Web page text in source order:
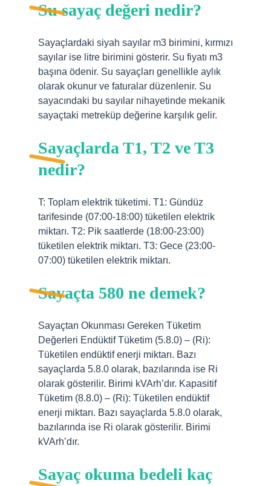
Su sayaç değeri nedir?
Sayaçlardaki siyah sayılar m3 birimini, kırmızı
sayılar ise litre birimini gösterir. Su fiyatı m3
başına ödenir. Su sayaçları genellikle aylık
olarak okunur ve faturalar düzenlenir. Su
sayacındaki bu sayılar nihayetinde mekanik
sayaçtaki metreküp değerine karşılık gelir.
Sayaçlarda T1, T2 ve T3
nedir?
T: Toplam elektrik tüketimi. T1: Gündüz
tarifesinde (07:00-18:00) tüketilen elektrik
miktarı. T2: Pik saatlerde (18:00-23:00)
tüketilen elektrik miktarı. T3: Gece (23:00-
07:00) tüketilen elektrik miktarı.
Sayaçta 580 ne demek?
Sayaçtan Okunması Gereken Tüketim
Değerleri Endüktif Tüketim (5.8.0) – (Ri):
Tüketilen endüktif enerji miktarı. Bazı
sayaçlarda 5.8.0 olarak, bazılarında ise Ri
olarak gösterilir. Birimi kVArh’dır. Kapasitif
Tüketim (8.8.0) – (Ri): Tüketilen endüktif
enerji miktarı. Bazı sayaçlarda 5.8.0 olarak,
bazılarında ise Ri olarak gösterilir. Birimi
kVArh’dır.
Sayaç okuma bedeli kaç